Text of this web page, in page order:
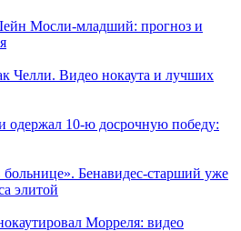
Мосли-младший: прогноз и
Челли. Видео нокаута и лучших
10-ю досрочную победу:
больнице». Бенавидес-старший уже
элитой
Морреля: видео